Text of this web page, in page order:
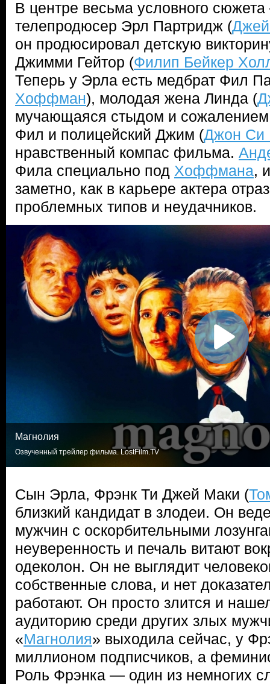
В центре весьма условного
телепродюсер Эрл Партридж (
он продюсировал детскую
Джимми Гейтор (Филип Бейкер
Теперь у Эрла есть медбрат Фил
Хоффман), молодая жена Линда (
мучающаяся стыдом и
Фил и полицейский Джим (Джон Си
нравственный компас фильма.
Фила специально под Хоффмана,
заметно, как в карьере актера
проблемных типов и неудачников.
Магнолия
Озвученный трейлер фильма. LostFilm.TV
Сын Эрла, Фрэнк Ти Джей Маки (
близкий кандидат в злодеи. Он
мужчин с оскорбительными
неуверенность и печаль витают
одеколон. Он не выглядит
собственные слова, и нет
работают. Он просто злится и
аудиторию среди других злых
«Магнолия» выходила сейчас, у
миллионом подписчиков, а
Роль Фрэнка — один из немногих